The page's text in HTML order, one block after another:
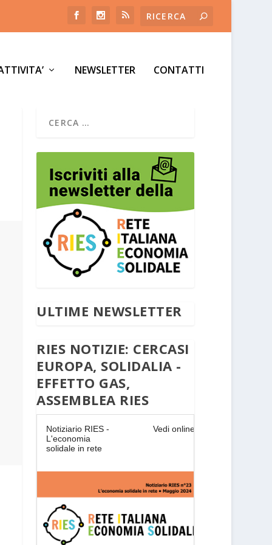
NEWSLETTER CONTATTI
ULTIME NEWSLETTER
RIES NOTIZIE: CERCASI
EUROPA, SOLIDALIA -
EFFETTO GAS,
ASSEMBLEA RIES